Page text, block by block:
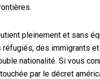
pleinement et sans
des immigrants
nationalité. Si vous
par le décret